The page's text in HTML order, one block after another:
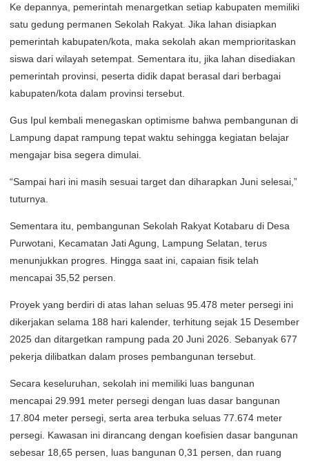
Ke depannya, pemerintah menargetkan setiap kabupaten memiliki
satu gedung permanen Sekolah Rakyat. Jika lahan disiapkan
pemerintah kabupaten/kota, maka sekolah akan memprioritaskan
siswa dari wilayah setempat. Sementara itu, jika lahan disediakan
pemerintah provinsi, peserta didik dapat berasal dari berbagai
kabupaten/kota dalam provinsi tersebut.
Gus Ipul kembali menegaskan optimisme bahwa pembangunan di
Lampung dapat rampung tepat waktu sehingga kegiatan belajar
mengajar bisa segera dimulai.
“Sampai hari ini masih sesuai target dan diharapkan Juni selesai,”
tuturnya.
Sementara itu, pembangunan Sekolah Rakyat Kotabaru di Desa
Purwotani, Kecamatan Jati Agung, Lampung Selatan, terus
menunjukkan progres. Hingga saat ini, capaian fisik telah
mencapai 35,52 persen.
Proyek yang berdiri di atas lahan seluas 95.478 meter persegi ini
dikerjakan selama 188 hari kalender, terhitung sejak 15 Desember
2025 dan ditargetkan rampung pada 20 Juni 2026. Sebanyak 677
pekerja dilibatkan dalam proses pembangunan tersebut.
Secara keseluruhan, sekolah ini memiliki luas bangunan
mencapai 29.991 meter persegi dengan luas dasar bangunan
17.804 meter persegi, serta area terbuka seluas 77.674 meter
persegi. Kawasan ini dirancang dengan koefisien dasar bangunan
sebesar 18,65 persen, luas bangunan 0,31 persen, dan ruang